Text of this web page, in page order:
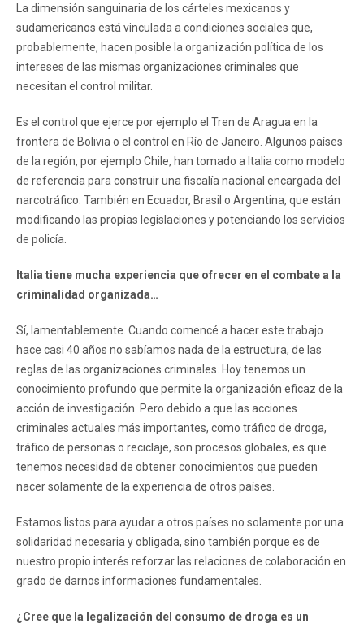
La dimensión sanguinaria de los cárteles mexicanos y
sudamericanos está vinculada a condiciones sociales que,
probablemente, hacen posible la organización política de los
intereses de las mismas organizaciones criminales que
necesitan el control militar.
Es el control que ejerce por ejemplo el Tren de Aragua en la
frontera de Bolivia o el control en Río de Janeiro. Algunos países
de la región, por ejemplo Chile, han tomado a Italia como modelo
de referencia para construir una fiscalía nacional encargada del
narcotráfico. También en Ecuador, Brasil o Argentina, que están
modificando las propias legislaciones y potenciando los servicios
de policía.
Italia tiene mucha experiencia que ofrecer en el combate a la
criminalidad organizada…
Sí, lamentablemente. Cuando comencé a hacer este trabajo
hace casi 40 años no sabíamos nada de la estructura, de las
reglas de las organizaciones criminales. Hoy tenemos un
conocimiento profundo que permite la organización eficaz de la
acción de investigación. Pero debido a que las acciones
criminales actuales más importantes, como tráfico de droga,
tráfico de personas o reciclaje, son procesos globales, es que
tenemos necesidad de obtener conocimientos que pueden
nacer solamente de la experiencia de otros países.
Estamos listos para ayudar a otros países no solamente por una
solidaridad necesaria y obligada, sino también porque es de
nuestro propio interés reforzar las relaciones de colaboración en
grado de darnos informaciones fundamentales.
¿Cree que la legalización del consumo de droga es un